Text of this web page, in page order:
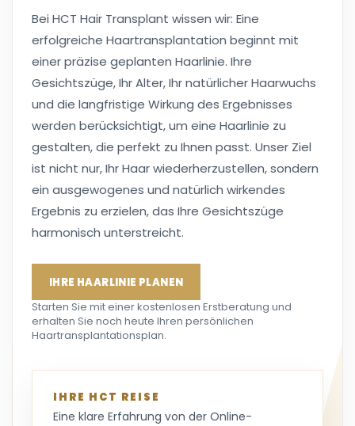
Bei HCT Hair Transplant wissen wir: Eine
erfolgreiche Haartransplantation beginnt mit
einer präzise geplanten Haarlinie. Ihre
Gesichtszüge, Ihr Alter, Ihr natürlicher Haarwuchs
und die langfristige Wirkung des Ergebnisses
werden berücksichtigt, um eine Haarlinie zu
gestalten, die perfekt zu Ihnen passt. Unser Ziel
ist nicht nur, Ihr Haar wiederherzustellen, sondern
ein ausgewogenes und natürlich wirkendes
Ergebnis zu erzielen, das Ihre Gesichtszüge
harmonisch unterstreicht.
IHRE HAARLINIE PLANEN
Starten Sie mit einer kostenlosen Erstberatung und
erhalten Sie noch heute Ihren persönlichen
Haartransplantationsplan.
IHRE HCT REISE
Eine klare Erfahrung von der Online-